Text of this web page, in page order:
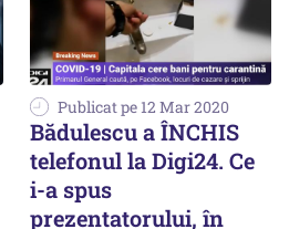
Publicat pe 12 Mar 2020
Bădulescu a ÎNCHIS
telefonul la Digi24. Ce
i-a spus
prezentatorului, în